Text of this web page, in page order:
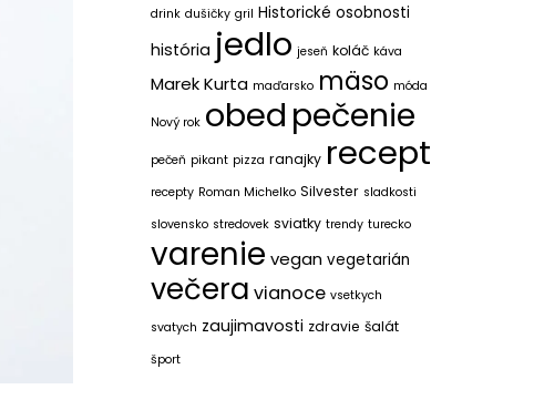
drink dušičky gril Historické osobnosti
história jedlo jeseň koláč káva
Marek Kurta maďarsko mäso móda
Nový rok obed pečenie
pečeň pikant pizza ranajky recept
recepty Roman Michelko Silvester sladkosti
slovensko stredovek sviatky trendy turecko
varenie vegan vegetarián
večera vianoce vsetkych
svatych zaujimavosti zdravie šalát
šport